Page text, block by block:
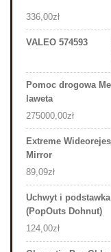
336,00zł
VALEO 574593
Pomoc drogowa
laweta
275000,00zł
Extreme
Mirror
89,09zł
Uchwyt i
(PopOuts Dohnut)
124,00zł